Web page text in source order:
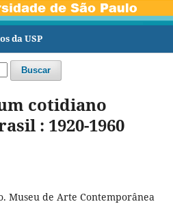
da USP
Buscar
cotidiano
: 1920-1960
Museu de Arte Contemporânea